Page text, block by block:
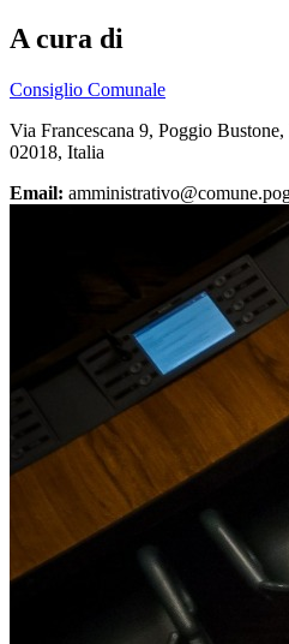
A cura di
Consiglio Comunale
Via Francescana 9, Poggio
02018, Italia
Email: